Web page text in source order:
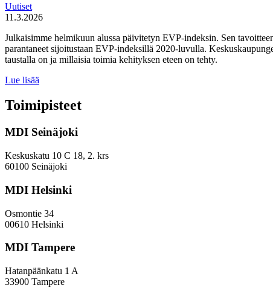
Uutiset
11.3.2026
Julkaisimme helmikuun alussa päivitetyn EVP-indeksin. Sen
parantaneet sijoitustaan EVP-indeksillä 2020-luvulla.
taustalla on ja millaisia toimia kehityksen eteen on tehty.
Lue lisää
ja
kehyskunnat
parantaa
EVP-
indeksissä?
Toimipisteet
MDI Seinäjoki
Keskuskatu 10 C 18, 2. krs
60100 Seinäjoki
MDI Helsinki
Osmontie 34
00610 Helsinki
MDI Tampere
Hatanpäänkatu 1 A
33900 Tampere